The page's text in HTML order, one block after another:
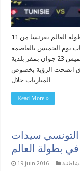
كشف الستار عن رزنامة اللقاءات المنتظرة خلال بطولة العالم بفرنسا من 11
يوم الخميس بالعاصمة
الفرنسية باريس . على اثر القرعة المجراة يوم الخميس 23 جوان بمقر بلدية
من ست فرق اتضحت الرؤية بخصوص
Read More »
التونسي سيدات
بطولة العالم
19 juin 2016